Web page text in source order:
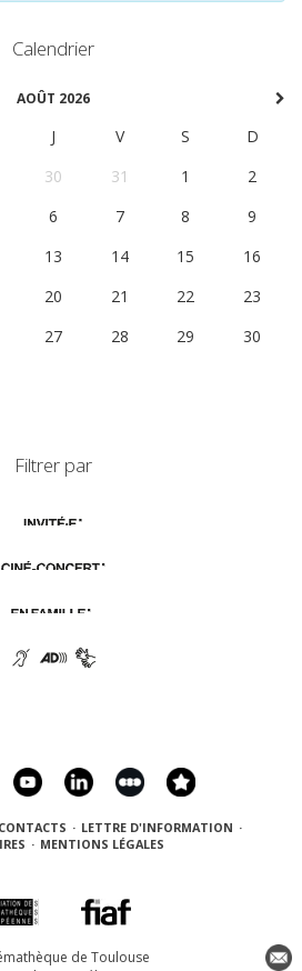
Calendrier
AOÛT 2026
J V S
D
30 31 1
2
6 7 8
9
13 14 15
16
20 21 22
23
27 28 29
30
Filtrer par
CONTACTS · LETTRE D'INFORMATION ·
· MENTIONS LÉGALES
de Toulouse